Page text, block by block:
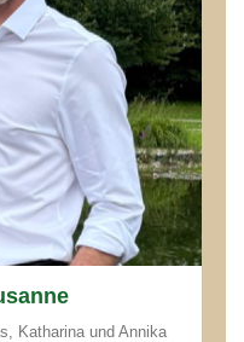
Katharina und Annika